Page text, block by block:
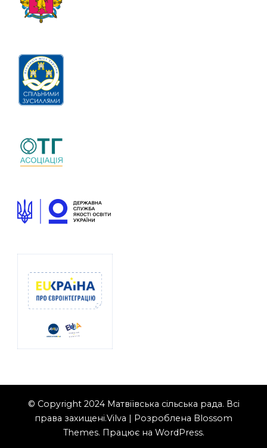
© Copyright 2024 Матвіївська сільська рада. Всі
права захищені.Vilva | Розроблена Blossom
Themes. Працює на WordPress.